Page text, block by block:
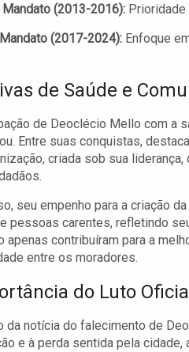
Mandato (2013-2016):
(2017-2024): Enfoque
de Saúde e
de Deoclécio Mello com a
Entre suas conquistas,
criada sob sua
seu empenho para a criação
pessoas carentes, refletindo
apenas contribuíram para a
entre os moradores.
do Luto Oficial
da notícia do falecimento de
e à perda sentida pela